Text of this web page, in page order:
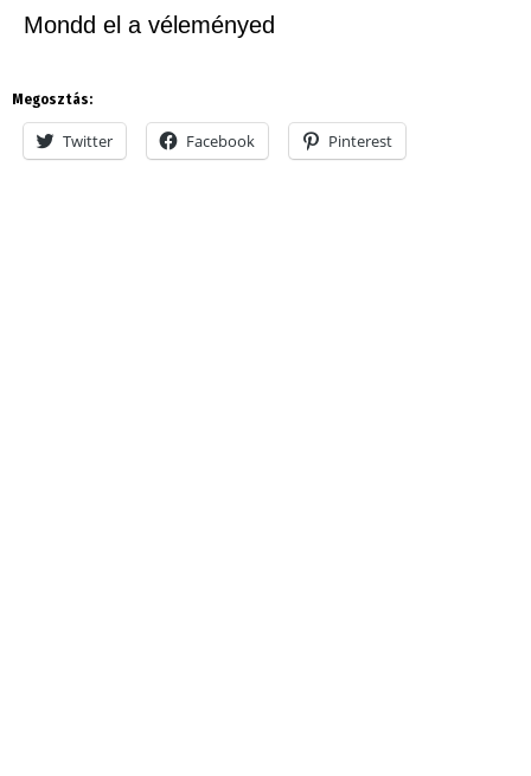
Mondd el a véleményed
Megosztás:
Twitter Facebook Pinterest